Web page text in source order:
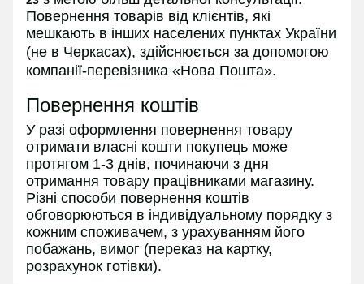
Повернення товарів від клієнтів, які
мешкають в інших населених пунктах України
(не в Черкасах), здійснюється за допомогою
компанії-перевізника «Нова Пошта».
Повернення коштів
У разі оформлення повернення товару
отримати власні кошти покупець може
протягом 1-3 днів, починаючи з дня
отримання товару працівниками магазину.
Різні способи повернення коштів
обговорюються в індивідуальному порядку з
кожним споживачем, з урахуванням його
побажань, вимог (переказ на картку,
розрахунок готівки).